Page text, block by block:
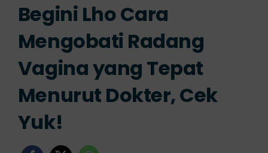
Layanan Kami
Info Klinik
Begini Lho Cara
Mengobati Radang
Vagina yang Tepat
Menurut Dokter, Cek
Yuk!